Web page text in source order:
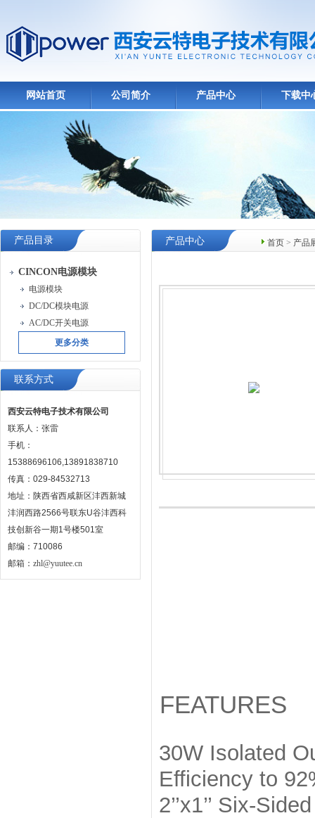
网站首页 公司简介 产品中心 下载中
产品目录
CINCON电源模块
电源模块
DC/DC模块电源
AC/DC开关电源
更多分类
联系方式
西安云特电子技术有限公司
联系人：张雷
手机：
15388696106,13891838710
传真：029-84532713
地址：陕西省西咸新区沣西新城
沣润西路2566号联东U谷沣西科
技创新谷一期1号楼501室
邮编：710086
邮箱： zhl@yuutee.cn
首页 > 产品
产品中心
FEATURES
30W Isolated
Efficiency to
2’’x1’’ Six-